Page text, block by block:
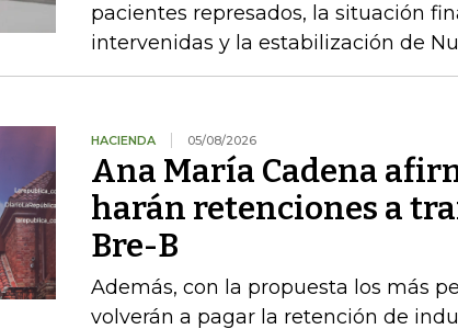
pacientes represados, la situación
intervenidas y la estabilización de
HACIENDA 05/08/2026
Ana María Cadena
harán retenciones a
Bre-B
Además, con la propuesta los más
volverán a pagar la retención de